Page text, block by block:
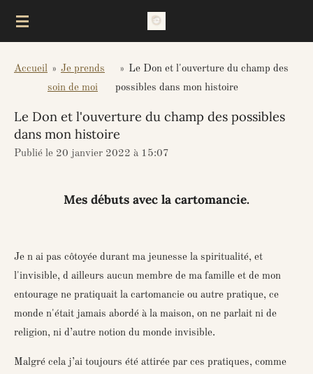
Passer
principal
Accueil » Je prends
soin de moi
» Le Don et l'ouverture du champ des
possibles dans mon histoire
Le Don et l'ouverture du champ des possibles
dans mon histoire
Publié le 20 janvier 2022 à 15:07
Mes débuts avec la cartomancie.
Je n ai pas côtoyée durant ma jeunesse la spiritualité, et
l'invisible, d ailleurs aucun membre de ma famille et de mon
entourage ne pratiquait la cartomancie ou autre pratique, ce
monde n'était jamais abordé à la maison, on ne parlait ni de
religion, ni d’autre notion du monde invisible.
Malgré cela j’ai toujours été attirée par ces pratiques, comme